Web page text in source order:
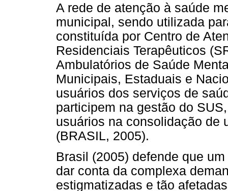
A rede de atenção à saúde
municipal, sendo utilizada
constituída por Centro de
Residenciais Terapêuticos
Ambulatórios de Saúde
Municipais, Estaduais e
usuários dos serviços de
participem na gestão do
usuários na consolidação de
(BRASIL, 2005).
Brasil (2005) defende que
dar conta da complexa
estigmatizadas e tão